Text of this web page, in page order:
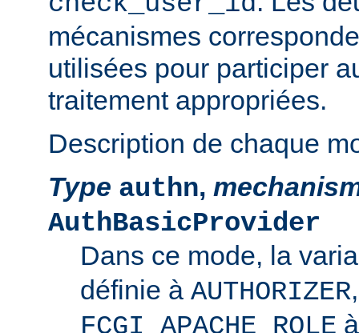
mécanismes
utilisées pour participer
traitement appropriées.
Description de chaque
Type authn,
AuthBasicProvider
Dans ce mode, la
définie à AUTHORIZER
FCGI_APACHE_ROLE